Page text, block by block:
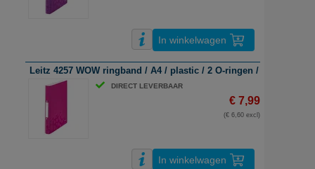
In winkelwagen
Leitz 4257 WOW ringband / A4 / plastic / 2 O-ringen / roze
DIRECT LEVERBAAR
€ 7,99
(€ 6,60 excl)
In winkelwagen